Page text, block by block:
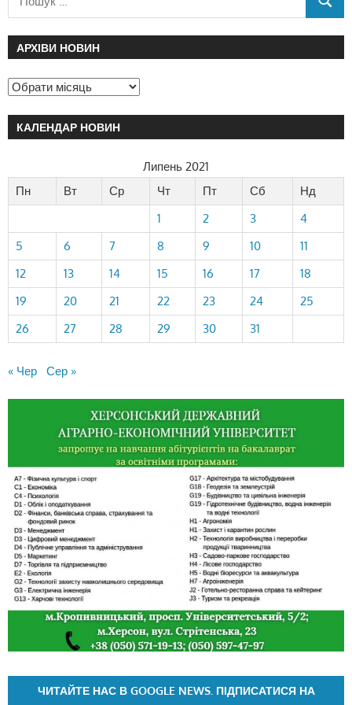
АРХІВИ НОВИН
КАЛЕНДАР НОВИН
Липень 2021
Пн
Вт Ср Чт Пт Сб
Нд
1
2 3
4
5
6 7 8 9 10
11
12
13 14 15 16 17
18
19
20 21 22 23 24
25
26
27 28 29 30 31
« Чер Сер »
ЧИТАЙТЕ НАС В GOOGLE NEWS. ПІДПИСАТИСЯ НА